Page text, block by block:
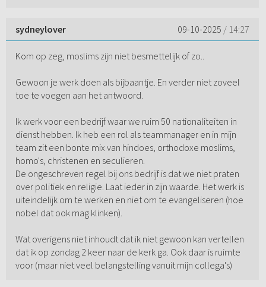
sydneylover 09-10-2025 / 14:27
Kom op zeg, moslims zijn niet besmettelijk of zo..
Gewoon je werk doen als bijbaantje. En verder niet zoveel
toe te voegen aan het antwoord.
Ik werk voor een bedrijf waar we ruim 50 nationaliteiten in
dienst hebben. Ik heb een rol als teammanager en in mijn
team zit een bonte mix van hindoes, orthodoxe moslims,
homo's, christenen en seculieren.
De ongeschreven regel bij ons bedrijf is dat we niet praten
over politiek en religie. Laat ieder in zijn waarde. Het werk is
uiteindelijk om te werken en niet om te evangeliseren (hoe
nobel dat ook mag klinken).
Wat overigens niet inhoudt dat ik niet gewoon kan vertellen
dat ik op zondag 2 keer naar de kerk ga. Ook daar is ruimte
voor (maar niet veel belangstelling vanuit mijn collega's)